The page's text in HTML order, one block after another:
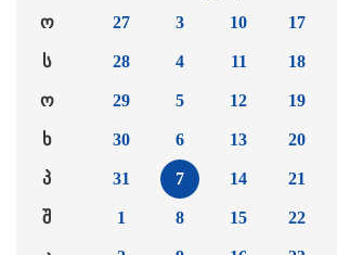
ო
ს
ო
ხ
პ
შ
27
28
29
30
31
1
3
4
5
6
7
8
10
11
12
13
14
15
17
18
19
20
21
22